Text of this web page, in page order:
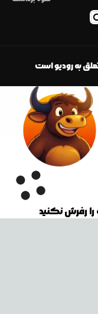
به رودیو است
رفرش نکنید